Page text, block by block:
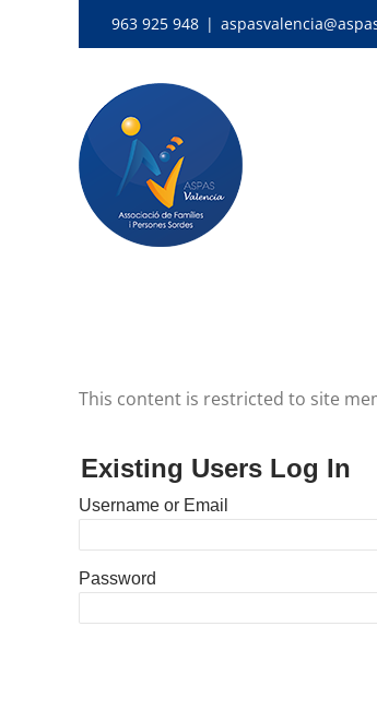
963 925 948 |
This content is restricted to site
Existing Users Log In
Username or Email
Password